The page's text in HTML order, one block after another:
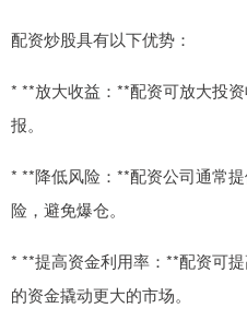
配资炒股具有以下优势：
* **放大收益：**配资可放大投
报。
* **降低风险：**配资公司通常
险，避免爆仓。
* **提高资金利用率：**配资可
的资金撬动更大的市场。